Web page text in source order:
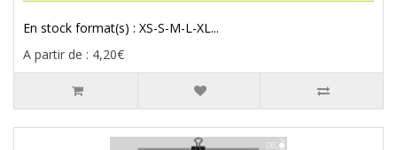
En stock format(s) : XS-S-M-L-XL...
A partir de : 4,20€